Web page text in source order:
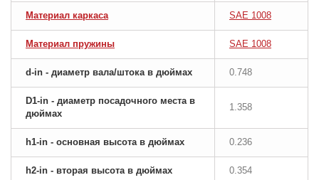
Материал каркаса SAE 1008
Материал пружины SAE 1008
d-in - диаметр вала/штока в дюймах 0.748
D1-in - диаметр посадочного места в
дюймах
1.358
h1-in - основная высота в дюймах 0.236
h2-in - вторая высота в дюймах 0.354